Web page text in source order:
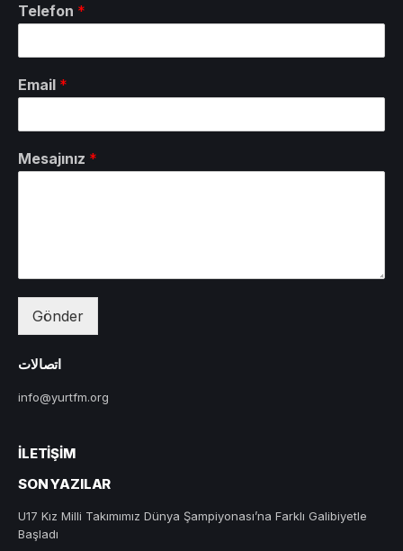
Telefon *
Email *
Mesajınız *
Gönder
اتصالات
info@yurtfm.org
İLETIŞIM
SON YAZILAR
U17 Kız Milli Takımımız Dünya Şampiyonası’na Farklı Galibiyetle
Başladı